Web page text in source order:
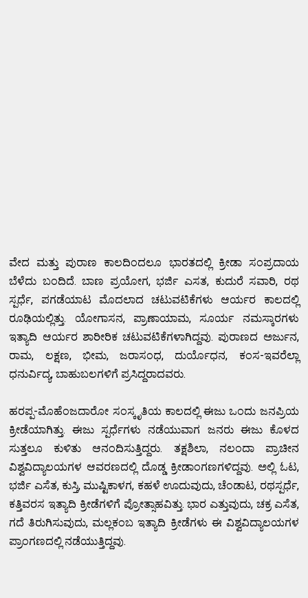
ವೇದ ಮತ್ತು ಪುರಾಣ ಕಾಲದಿಂದಲೂ ಭಾರತದಲ್ಲಿ ಕ್ರೀಡಾ ಸಂಪ್ರದಾಯ
ಬೆಳೆದು ಬಂದಿದೆ. ಬಾಣ ಪ್ರಯೋಗ, ಭರ್ಜಿ ಎಸತ, ಕುದುರೆ ಸವಾರಿ, ರಥ
ಸ್ಪರ್ಧೆ, ಪಗಡೆಯಾಟ ಮೊದಲಾದ ಚಟುವಟಿಕೆಗಳು ಆರ್ಯರ ಕಾಲದಲ್ಲಿ
ರೂಢಿಯಲ್ಲಿತ್ತು. ಯೋಗಾಸನ, ಪ್ರಾಣಾಯಾಮ, ಸೂರ್ಯ ನಮಸ್ಕಾರಗಳು
ಇತ್ಯಾದಿ ಆರ್ಯರ ಶಾರೀರಿಕ ಚಟುವಟಿಕೆಗಳಾಗಿದ್ದವು. ಪುರಾಣದ ಅರ್ಜುನ,
ರಾಮ, ಲಕ್ಷಣ, ಭೀಮ, ಜರಾಸಂಧ, ದುರ್ಯೊಧನ, ಕಂಸ-ಇವರೆಲ್ಲಾ
ಧನುರ್ವಿದ್ಯ, ಬಾಹುಬಲಗಳಿಗೆ ಪ್ರಸಿದ್ದರಾದವರು.
ಹರಪ್ಪ-ಮೊಹೆಂಜದಾರೋ ಸಂಸ್ಕೃತಿಯ ಕಾಲದಲ್ಲಿ ಈಜು ಒಂದು ಜನಪ್ರಿಯ
ಕ್ರೀಡೆಯಾಗಿತ್ತು. ಈಜು ಸ್ಪರ್ಧೆಗಳು ನಡೆಯುವಾಗ ಜನರು ಈಜು ಕೊಳದ
ಸುತ್ತಲೂ ಕುಳಿತು ಆನಂದಿಸುತ್ತಿದ್ದರು. ತಕ್ಷಶಿಲಾ, ನಲಂದಾ ಪ್ರಾಚೀನ
ವಿಶ್ವವಿದ್ಯಾಲಯಗಳ ಆವರಣದಲ್ಲಿ ದೊಡ್ಡ ಕ್ರೀಡಾಂಗಣಗಳಿದ್ದವು. ಅಲ್ಲಿ ಓಟ,
ಭರ್ಜಿ ಎಸೆತ, ಕುಸ್ತಿ, ಮುಷ್ಟಿಕಾಳಗ, ಕಹಳೆ ಊದುವುದು, ಚೆಂಡಾಟ, ರಥಸ್ಪರ್ಧೆ,
ಕತ್ತಿವರಸ ಇತ್ಯಾದಿ ಕ್ರೀಡೆಗಳಿಗೆ ಪ್ರೋತ್ಸಾಹವಿತ್ತು. ಭಾರ ಎತ್ತುವುದು, ಚಕ್ರ ಎಸೆತ,
ಗದೆ ತಿರುಗಿಸುವುದು, ಮಲ್ಲಕಂಬ ಇತ್ಯಾದಿ ಕ್ರೀಡೆಗಳು ಈ ವಿಶ್ವವಿದ್ಯಾಲಯಗಳ
ಪ್ರಾಂಗಣದಲ್ಲಿ ನಡೆಯುತ್ತಿದ್ದವು.